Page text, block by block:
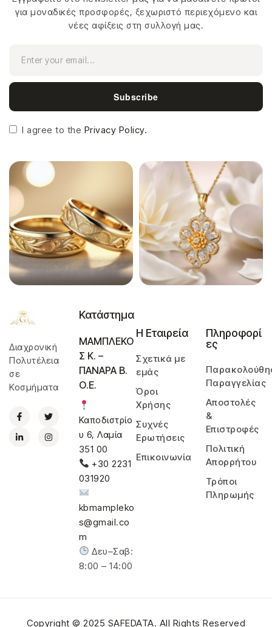
για μοναδικές προσφορές, ξεχωριστό περιεχόμενο και
νέες αφίξεις στη συλλογή μας.
Subscribe
I agree to the Privacy Policy.
Διαχρονική
Πολυτέλεια
σε
Κοσμήματα
Η Εταιρεία
Σχετικά με
εμάς
Όροι
Χρήσης
Συχνές
Ερωτήσεις
Επικοινωνία
Πληροφορί
ες
Παραγγελίας
Αποστολές
&
Επιστροφές
Πολιτική
Απορρήτου
Τρόποι
Πληρωμής
Κατάστημα
ΜΑΜΠΛΕΚΟ
Σ Κ. –
ΠΑΝΑΡΑ Β.
Ο.Ε.
Καποδιστρίο
υ 6, Λαμία
351 00
+30 2231
031920
kbmampleko
s@gmail.co
m
Δευ–Σαβ:
8:00 – 14:00
Copyright © 2025 SAFEDATA. All Rights Reserved